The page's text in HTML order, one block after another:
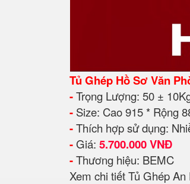
Tủ Ghép Hồ Sơ Văn
-Trọng Lượng: 50 ±
- Size: Cao 915 * Rộng
-Thích hợp sử dụng:
- Giá: 5.700.000 VNĐ
-Thương hiệu: BEMC
Xem chi tiết Tủ GhépAn